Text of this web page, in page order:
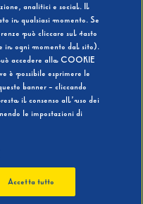
analitici e social. Il
in qualsiasi momento. Se
può cliccare sul tasto
in ogni momento dal sito).
accedere alla COOKIE
è possibile esprimere le
banner - cliccando
il consenso all’uso dei
le impostazioni di
Accetta tutto